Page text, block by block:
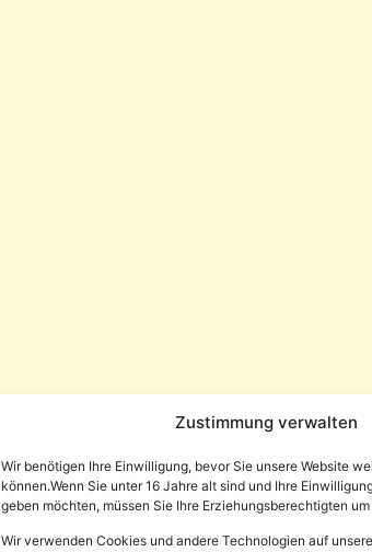
Zustimmung verwalten
Wir benötigen Ihre Einwilligung, bevor Sie unsere Website
können.Wenn Sie unter 16 Jahre alt sind und Ihre
geben möchten, müssen Sie Ihre Erziehungsberechtigten
Wir verwenden Cookies und andere Technologien auf